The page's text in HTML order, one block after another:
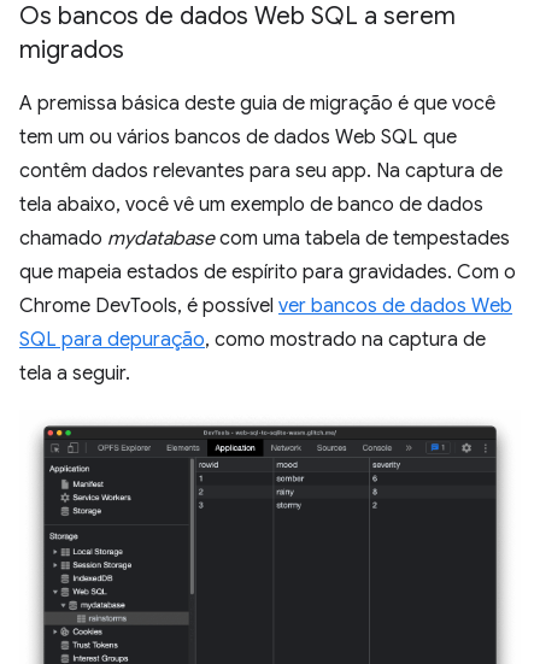
Os bancos de dados Web SQL a serem
migrados
A premissa básica deste guia de migração é que você
tem um ou vários bancos de dados Web SQL que
contêm dados relevantes para seu app. Na captura de
tela abaixo, você vê um exemplo de banco de dados
chamado mydatabasecom uma tabela de tempestades
que mapeia estados de espírito para gravidades. Com o
Chrome DevTools, é possível ver bancos de dados Web
SQL para depuração, como mostrado na captura de
tela a seguir.